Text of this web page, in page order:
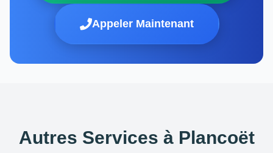
Appeler Maintenant
Autres Services à Plancoët